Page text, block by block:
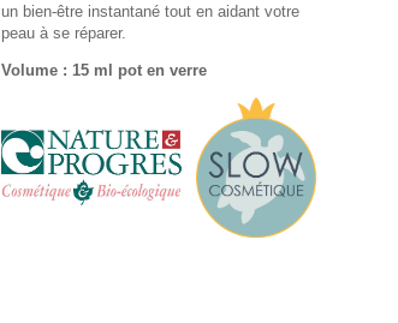
un bien-être instantané tout en aidant votre
peau à se réparer.
Volume : 15 ml pot en verre